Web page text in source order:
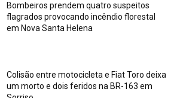
Bombeiros prendem quatro suspeitos
flagrados provocando incêndio florestal
em Nova Santa Helena
Colisão entre motocicleta e Fiat Toro deixa
um morto e dois feridos na BR-163 em